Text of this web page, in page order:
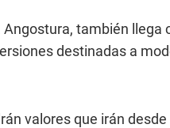
Angostura, también
destinadas a
valores que irán